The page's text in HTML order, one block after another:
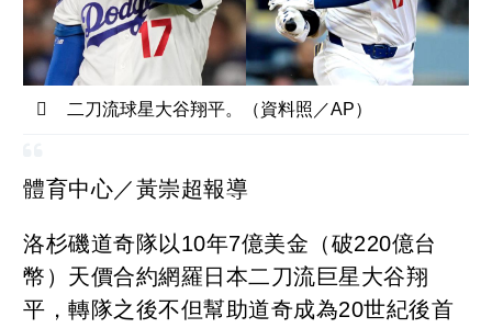
二刀流球星大谷翔平。（資料照／AP）
體育中心／黃崇超報導
洛杉磯道奇隊以10年7億美金（破220億台
幣）天價合約網羅日本二刀流巨星大谷翔
平，轉隊之後不但幫助道奇成為20世紀後首